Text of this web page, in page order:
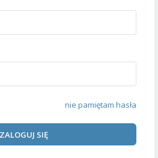
nie pamiętam hasła
ZALOGUJ SIĘ